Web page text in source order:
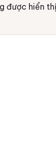
được hiển